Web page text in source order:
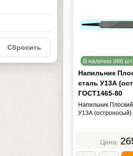
Сбросить
В наличии 986 шт.
Напильник
сталь У13А
ГОСТ1465-80
Напильник
У13А